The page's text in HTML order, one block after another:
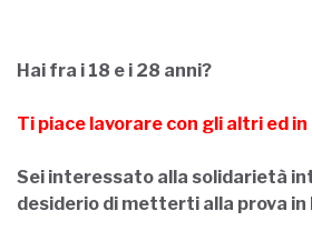
Hai fra i 18 e i 28 anni?
Ti piace lavorare con gli altri ed
Sei interessato alla solidarietà
desiderio di metterti alla prova in